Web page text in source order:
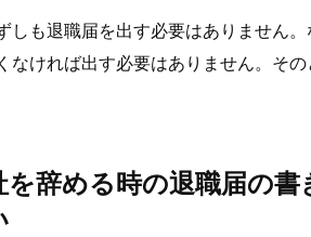
しも退職届を出す必要はありません
なければ出す必要はありません。そ
を辞める時の退職届の